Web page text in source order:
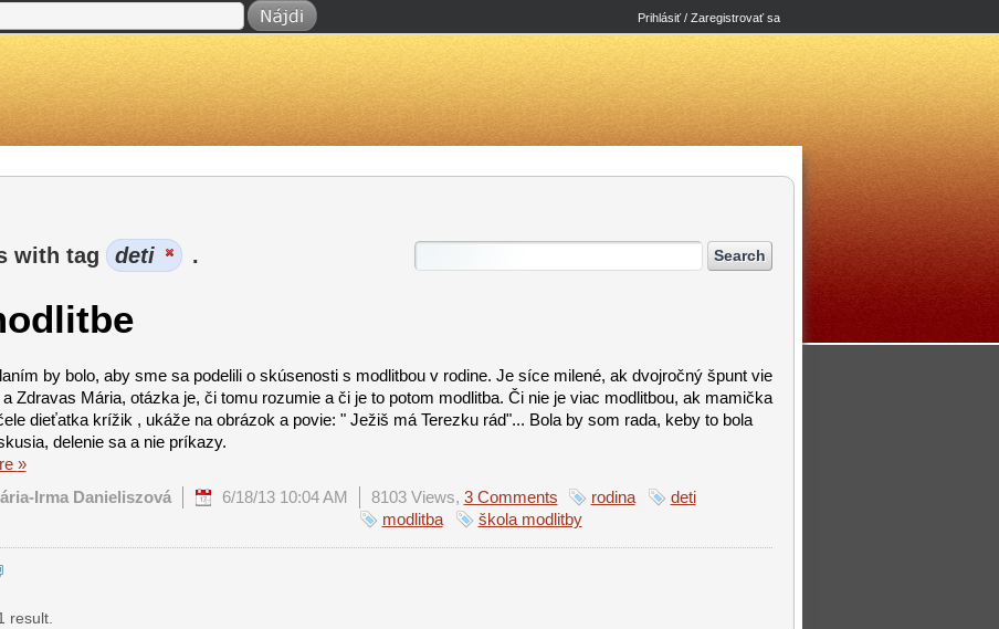
Prihlásiť / Zaregistrovať sa
with tag deti .
by bolo, aby sme sa podelili o skúsenosti s modlitbou v rodine. Je síce milené, ak dvojročný špunt vie
Zdravas Mária, otázka je, či tomu rozumie a či je to potom modlitba. Či nie je viac modlitbou, ak mamička
dieťatka krížik , ukáže na obrázok a povie: " Ježiš má Terezku rád"... Bola by som rada, keby to bola
delenie sa a nie príkazy.
»
Irma Danieliszová
6/18/13 10:04 AM 8103 Views, 3 Comments rodina
deti
modlitba
škola modlitby
result.